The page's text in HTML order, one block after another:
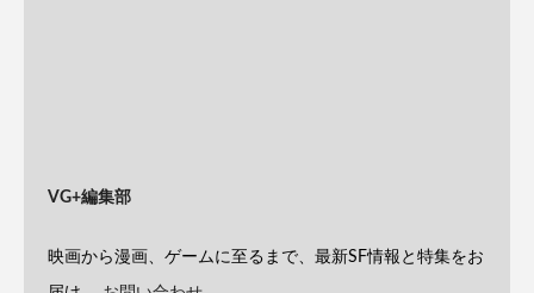
VG+編集部
映画から漫画、ゲームに至るまで、最新SF情報と特集をお